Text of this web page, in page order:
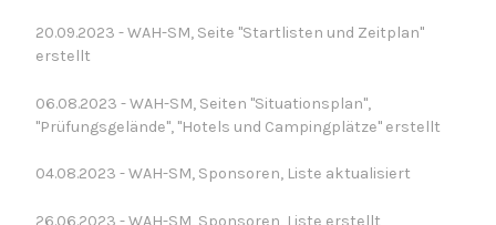
20.09.2023 - WAH-SM, Seite "Startlisten und Zeitplan"
erstellt
06.08.2023 - WAH-SM, Seiten "Situationsplan",
"Prüfungsgelände", "Hotels und Campingplätze" erstellt
04.08.2023 - WAH-SM, Sponsoren, Liste aktualisiert
26.06.2023 - WAH-SM, Sponsoren, Liste erstellt